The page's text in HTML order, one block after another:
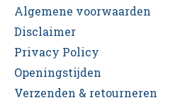
Algemene voorwaarden
Disclaimer
Privacy Policy
Openingstijden
Verzenden & retourneren